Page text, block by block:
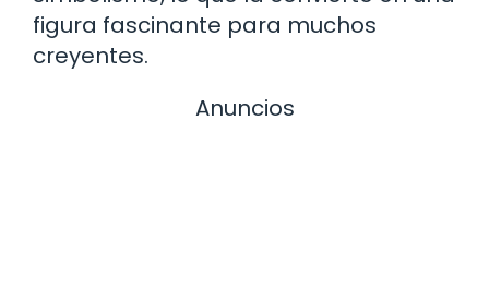
figura fascinante para muchos
creyentes.
Anuncios